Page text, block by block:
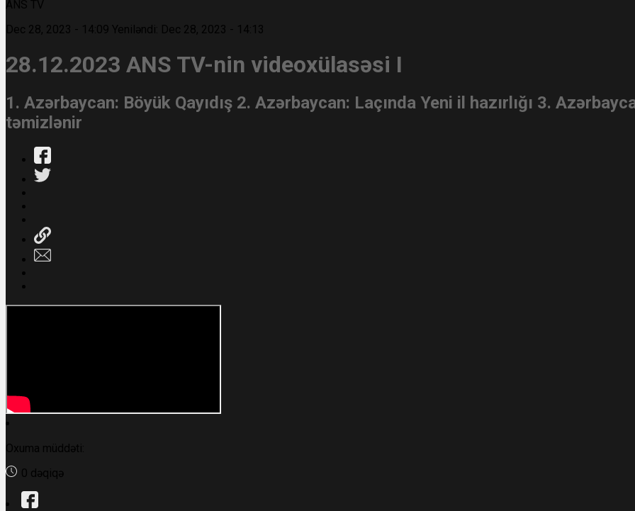
ANS TV
Dec 28, 2023 - 14:09 Yeniləndi: Dec 28, 2023 - 14:13
28.12.2023 ANS TV-nin videoxülasəsi I
1. Azərbaycan: Böyük Qayıdış 2. Azərbaycan: Laçında Yeni il hazırlığı 3.
təmizlənir
Oxuma müddəti:
0 dəqiqə